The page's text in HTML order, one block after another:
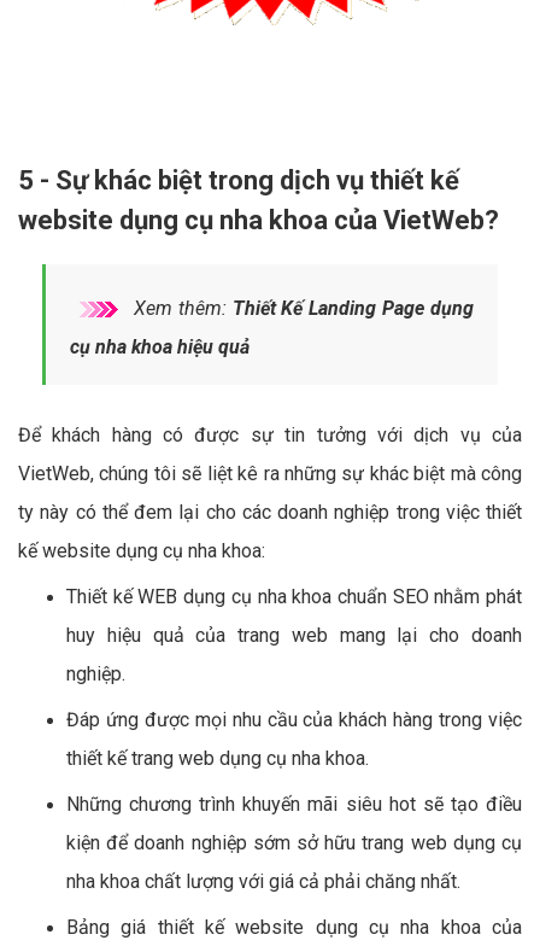
5 - Sự khác biệt trong dịch vụ thiết kế
website dụng cụ nha khoa của VietWeb?
Xem thêm: Thiết Kế Landing Page dụng
cụ nha khoa hiệu quả
Để khách hàng có được sự tin tưởng với dịch vụ của
VietWeb, chúng tôi sẽ liệt kê ra những sự khác biệt mà công
ty này có thể đem lại cho các doanh nghiệp trong việc thiết
kế website dụng cụ nha khoa:
Thiết kế WEB dụng cụ nha khoa chuẩn SEO nhằm phát
huy hiệu quả của trang web mang lại cho doanh
nghiệp.
Đáp ứng được mọi nhu cầu của khách hàng trong việc
thiết kế trang web dụng cụ nha khoa.
Những chương trình khuyến mãi siêu hot sẽ tạo điều
kiện để doanh nghiệp sớm sở hữu trang web dụng cụ
nha khoa chất lượng với giá cả phải chăng nhất.
Bảng giá thiết kế website dụng cụ nha khoa của